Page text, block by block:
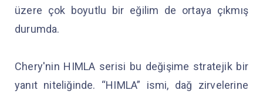
üzere çok boyutlu bir eğilim de ortaya çıkmış
durumda.
Chery'nin HIMLA serisi bu değişime stratejik bir
yanıt niteliğinde. “HIMLA” ismi, dağ zirvelerine